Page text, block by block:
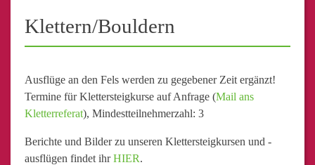
Klettern/Bouldern
Ausflüge an den Fels werden zu gegebener Zeit ergänzt!
Termine für Klettersteigkurse auf Anfrage (Mail ans
Kletterreferat), Mindestteilnehmerzahl: 3
Berichte und Bilder zu unseren Klettersteigkursen und -
ausflügen findet ihrHIER.